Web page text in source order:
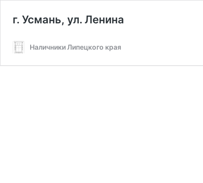
г. Усмань, ул. Ленина
Наличники Липецкого края